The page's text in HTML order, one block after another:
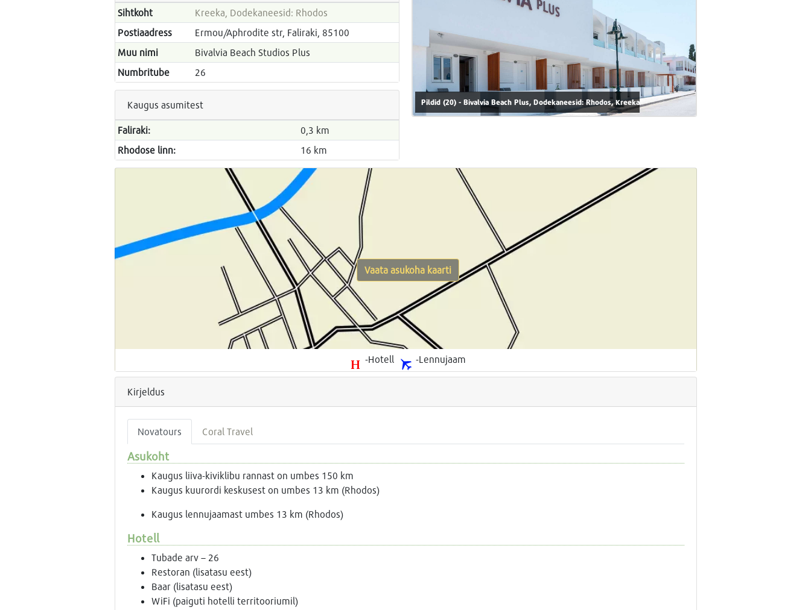
Sihtkoht
Kreeka, Dodekaneesid: Rhodos
Postiaadress
Ermou/Aphrodite str, Faliraki, 85100
Muu nimi
Bivalvia Beach Studios Plus
Numbritube
26
Kaugus asumitest
Faliraki:
0,3 km
Rhodose linn:
16 km
Pildid (20) - Bivalvia Beach Plus, Dodekaneesid: Rhodos, Kreeka
-Hotell -Lennujaam
Vaata asukoha kaarti
Kirjeldus
Novatours Coral Travel
Asukoht
Kaugus liiva-kiviklibu rannast on umbes 150 km
Kaugus kuurordi keskusest on umbes 13 km (Rhodos)
Kaugus lennujaamast umbes 13 km (Rhodos)
Hotell
Tubade arv – 26
Restoran (lisatasu eest)
Baar (lisatasu eest)
WiFi (paiguti hotelli territooriumil)